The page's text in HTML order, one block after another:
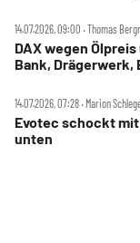
14.07.2026, 09:00 ‧ Thomas
DAX wegen
Bank, Drägerwerk,
14.07.2026, 07:28 ‧ Marion
Evotec schockt
unten